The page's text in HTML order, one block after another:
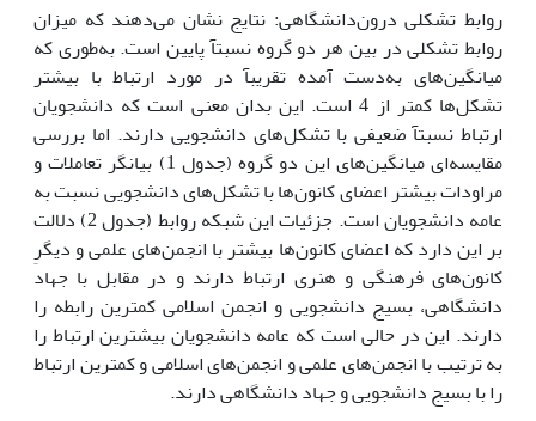
روابط تشکلی درون‌دانشگاهی: نتایج نشان می‌دهند که میزان
روابط تشکلی در بین هر دو گروه نسبتآ پایین است. به‌طوری که
میانگین‌های به‌دست آمده تقریبآ در مورد ارتباط با بیشتر
تشکل‌ها کمتر از 4 است. این بدان معنی است که دانشجویان
ارتباط نسبتآ ضعیفی با تشکل‌های دانشجویی دارند. اما بررسی
مقایسه‌ای میانگین‌های این دو گروه (جدول 1) بیانگر تعاملات و
مراودات بیشتر اعضای کانون‌ها با تشکل‌های دانشجویی نسبت به
عامه دانشجویان است. جزئیات این شبکه روابط (جدول 2) دلالت
بر این دارد که اعضای کانون‌ها بیشتر با انجمن‌های علمی و دیگرِ
کانون‌های فرهنگی و هنری ارتباط دارند و در مقابل با جهاد
دانشگاهی، بسیج دانشجویی و انجمن اسلامی کمترین رابطه را
دارند. این در حالی است که عامه دانشجویان بیشترین ارتباط را
به ترتیب با انجمن‌های علمی و انجمن‌های اسلامی و کمترین ارتباط
را با بسیج دانشجویی و جهاد دانشگاهی دارند.